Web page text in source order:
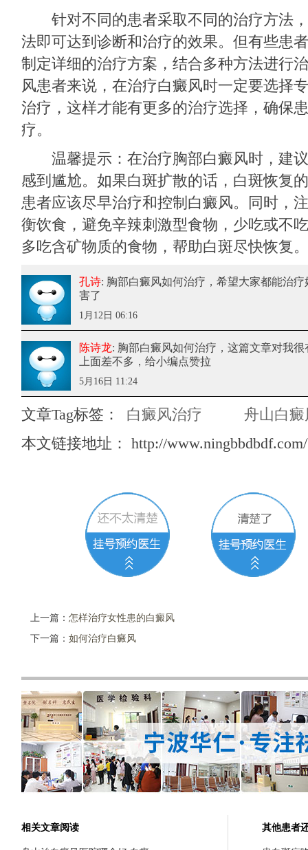
针对不同的患者采取不同的治疗方法，
法即可达到诊断和治疗的效果。但有些患
制定详细的治疗方案，结合多种方法进行
风患者来说，在治疗白癜风时一定要选择
治疗，这样才能有更多的治疗选择，确保
疗。
温馨提示：在治疗胸部白癜风时，建议
感到尴尬。如果白斑扩散的话，白斑恢复
患者应该尽早治疗和控制白癜风。同时，
衡饮食，避免辛辣刺激型食物，少吃或不
多吃含矿物质的食物，帮助白斑尽快恢复。
孔诗: 胸部白癜风如何治疗 ，希望大家都能治
害了
1月12日 06:16
陈诗龙: 胸部白癜风如何治疗 ，这篇文章对我
上面差不多，给小编点赞拉
5月16日 11:24
文章Tag标签： 白癜风治疗
舟山白
本文链接地址： http://
上一篇： 怎样治疗女性患的白癜风
下一篇： 如何治疗白癜风
相关文章阅读 其他患者